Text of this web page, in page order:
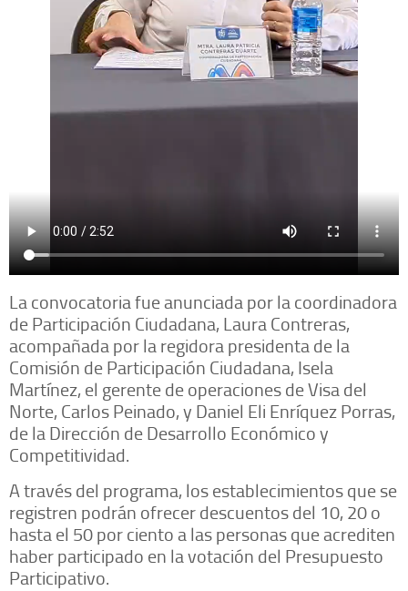
La convocatoria fue anunciada por la coordinadora
de Participación Ciudadana, Laura Contreras,
acompañada por la regidora presidenta de la
Comisión de Participación Ciudadana, Isela
Martínez, el gerente de operaciones de Visa del
Norte, Carlos Peinado, y Daniel Eli Enríquez Porras,
de la Dirección de Desarrollo Económico y
Competitividad.
A través del programa, los establecimientos que se
registren podrán ofrecer descuentos del 10, 20 o
hasta el 50 por ciento a las personas que acrediten
haber participado en la votación del Presupuesto
Participativo.